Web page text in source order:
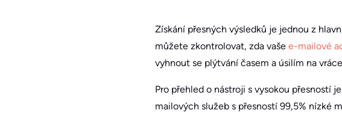
Získání přesných výsledků je jednou z
můžete zkontrolovat, zda vaše e-mailové
vyhnout se plýtvání časem a úsilím na
Pro přehled o nástroji s vysokou přesností
mailových služeb s přesností 99,5% nízké